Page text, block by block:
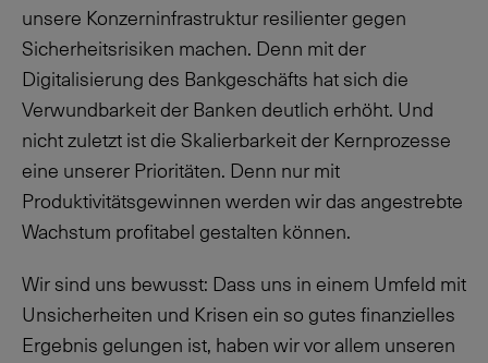
unsere Konzerninfrastruktur resilienter gegen
Sicherheitsrisiken machen. Denn mit der
Digitalisierung des Bankgeschäfts hat sich die
Verwundbarkeit der Banken deutlich erhöht. Und
nicht zuletzt ist die Skalierbarkeit der Kernprozesse
eine unserer Prioritäten. Denn nur mit
Produktivitätsgewinnen werden wir das angestrebte
Wachstum profitabel gestalten können.
Wir sind uns bewusst: Dass uns in einem Umfeld mit
Unsicherheiten und Krisen ein so gutes finanzielles
Ergebnis gelungen ist, haben wir vor allem unseren